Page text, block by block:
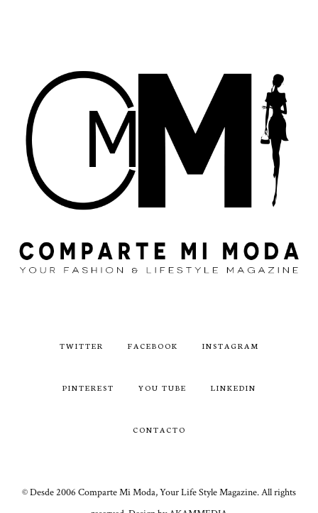
TWITTER FACEBOOK INSTAGRAM
PINTEREST YOU TUBE LINKEDIN
CONTACTO
© Desde 2006 Comparte Mi Moda, Your Life Style Magazine. All rights